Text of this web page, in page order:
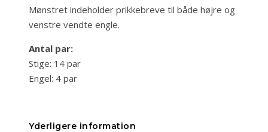
Mønstret indeholder prikkebreve til både højre og
venstre vendte engle.
Antal par:
Stige: 14 par
Engel: 4 par
Yderligere information